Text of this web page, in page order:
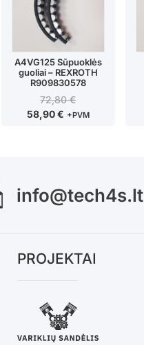
A4VG125 Sūpuoklės
guoliai – REXROTH
R909830578
72,80€
58,90€ +PVM
info@tech4s.lt
PROJEKTAI